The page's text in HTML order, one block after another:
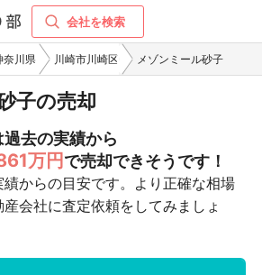
会社を検索
奈川県 川崎市川崎区 メゾンミール砂子
子の売却
去の実績から
万円で売却できそうです！
からの目安です。より正確な相場
会社に査定依頼をしてみましょ